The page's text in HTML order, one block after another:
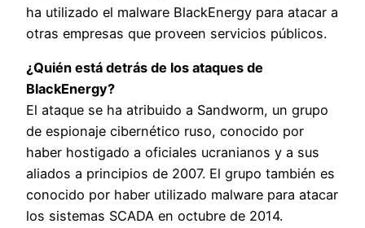
ha utilizado el malware BlackEnergy para atacar a
otras empresas que proveen servicios públicos.
¿Quién está detrás de los ataques de
BlackEnergy?
El ataque se ha atribuido a Sandworm, un grupo
de espionaje cibernético ruso, conocido por
haber hostigado a oficiales ucranianos y a sus
aliados a principios de 2007. El grupo también es
conocido por haber utilizado malware para atacar
los sistemas SCADA en octubre de 2014.